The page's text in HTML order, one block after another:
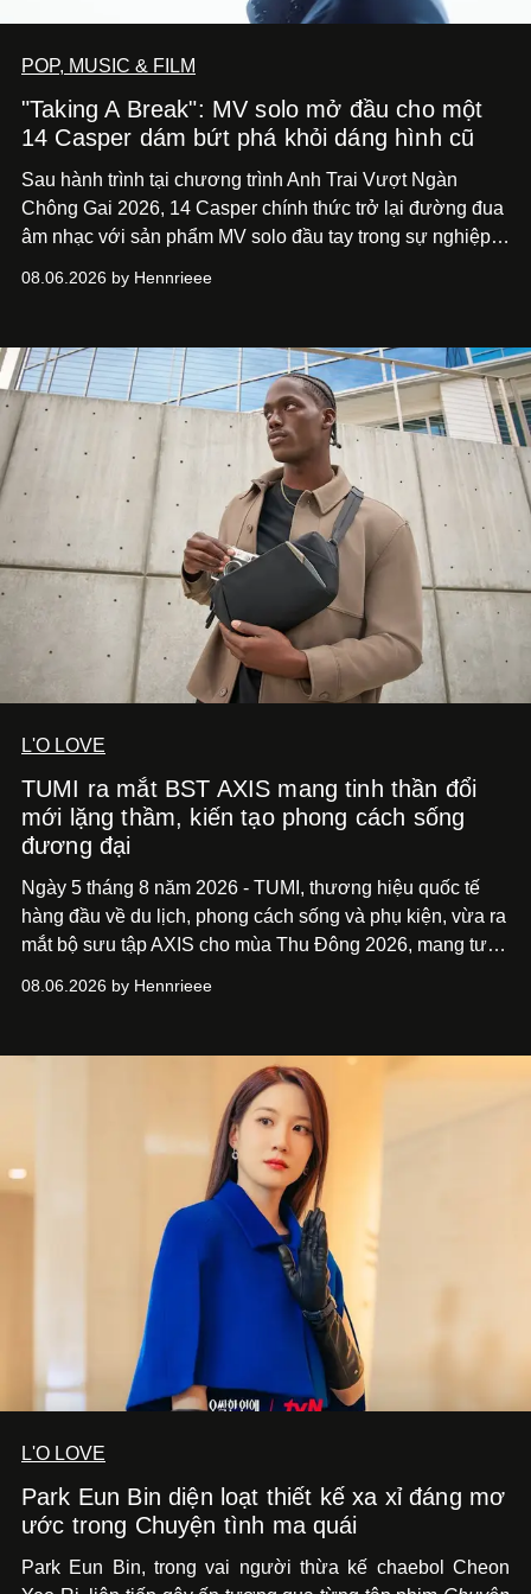
POP, MUSIC & FILM
"Taking A Break": MV solo mở đầu cho một
14 Casper dám bứt phá khỏi dáng hình cũ
Sau hành trình tại chương trình Anh Trai Vượt Ngàn
Chông Gai 2026, 14 Casper chính thức trở lại đường đua
âm nhạc với sản phẩm MV solo đầu tay trong sự nghiệp -
bước chuyển mình của 14 Casper sau chương trình, mà
của nam nghệ sĩ khi lần đầu tiên anh trình làng một MV
solo được đầu tư toàn diện từ sáng tác, sản xuất, trình
diễn đến hình ảnh.
08.06.2026 by Hennrieee
L'O LOVE
TUMI ra mắt BST AXIS mang tinh thần đổi
mới lặng thầm, kiến tạo phong cách sống
đương đại
Ngày 5 tháng 8 năm 2026 - TUMI, thương hiệu quốc tế
hàng đầu về du lịch, phong cách sống và phụ kiện, vừa ra
mắt bộ sưu tập AXIS cho mùa Thu Đông 2026, mang tư
và phong cách sống hiện đại bằng thiết kế sắc nét, chuẩn
08.06.2026 by Hennrieee
L'O LOVE
Park Eun Bin diện loạt thiết kế xa xỉ đáng mơ
ước trong Chuyện tình ma quái
Park Eun Bin, trong vai người thừa kế chaebol Cheon